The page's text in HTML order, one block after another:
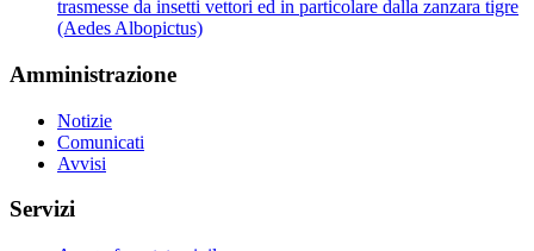
trasmesse da insetti vettori ed in particolare dalla zanzara tigre
(Aedes Albopictus)
Amministrazione
Notizie
Comunicati
Avvisi
Servizi